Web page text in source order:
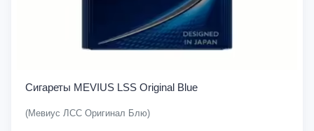
Сигареты MEVIUS LSS Original Blue
(Мевиус ЛСС Оригинал Блю)